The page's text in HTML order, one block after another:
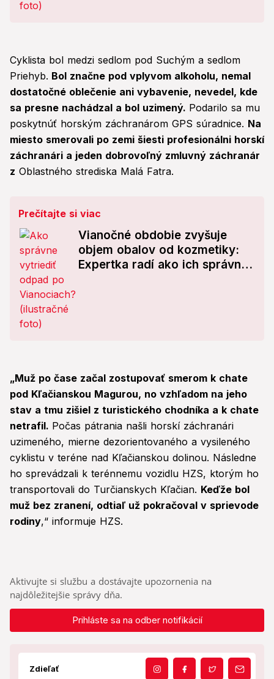
Cyklista bol medzi sedlom pod Suchým a sedlom
Priehyb. Bol značne pod vplyvom alkoholu, nemal
dostatočné oblečenie ani vybavenie, nevedel, kde
sa presne nachádzal a bol uzimený. Podarilo sa mu
poskytnúť horským záchranárom GPS súradnice. Na
miesto smerovali po zemi šiesti profesionálni horskí
záchranári a jeden dobrovoľný zmluvný záchranár
z Oblastného strediska Malá Fatra.
Prečítajte si viac
Vianočné obdobie zvyšuje
objem obalov od kozmetiky:
Expertka radí ako ich správne
„Muž po čase začal zostupovať smerom k chate
pod Kľačianskou Magurou, no vzhľadom na jeho
stav a tmu zišiel z turistického chodníka a k chate
netrafil. Počas pátrania našli horskí záchranári
uzimeného, mierne dezorientovaného a vysileného
cyklistu v teréne nad Kľačianskou dolinou. Následne
ho sprevádzali k terénnemu vozidlu HZS, ktorým ho
transportovali do Turčianskych Kľačian. Keďže bol
muž bez zranení, odtiaľ už pokračoval v sprievode
rodiny,“ informuje HZS.
Aktivujte si službu a dostávajte upozornenia na
najdôležitejšie správy dňa.
Prihláste sa na odber notifikácií
Zdieľať